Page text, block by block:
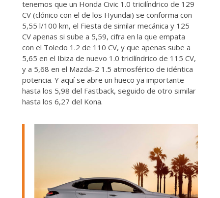
tenemos que un Honda Civic 1.0 tricilíndrico de 129
CV (clónico con el de los Hyundai) se conforma con
5,55 l/100 km, el Fiesta de similar mecánica y 125
CV apenas si sube a 5,59, cifra en la que empata
con el Toledo 1.2 de 110 CV, y que apenas sube a
5,65 en el Ibiza de nuevo 1.0 tricilíndrico de 115 CV,
y a 5,68 en el Mazda-2 1.5 atmosférico de idéntica
potencia. Y aquí se abre un hueco ya importante
hasta los 5,98 del Fastback, seguido de otro similar
hasta los 6,27 del Kona.